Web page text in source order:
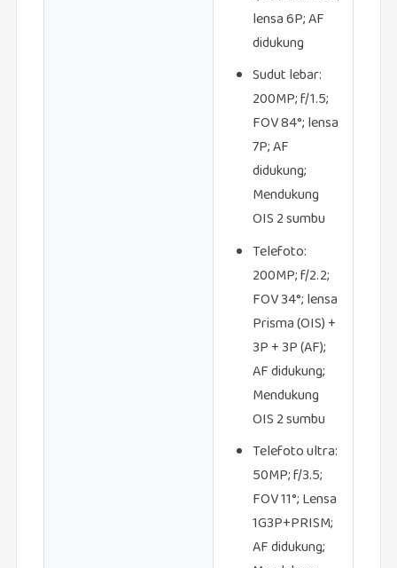
lensa 6P; AF
didukung
Sudut lebar:
200MP; f/1.5;
FOV 84°; lensa
7P; AF
didukung;
Mendukung
OIS 2 sumbu
Telefoto:
200MP; f/2.2;
FOV 34°; lensa
Prisma (OIS) +
3P + 3P (AF);
AF didukung;
Mendukung
OIS 2 sumbu
Telefoto ultra:
50MP; f/3.5;
FOV 11°; Lensa
1G3P+PRISM;
AF didukung;